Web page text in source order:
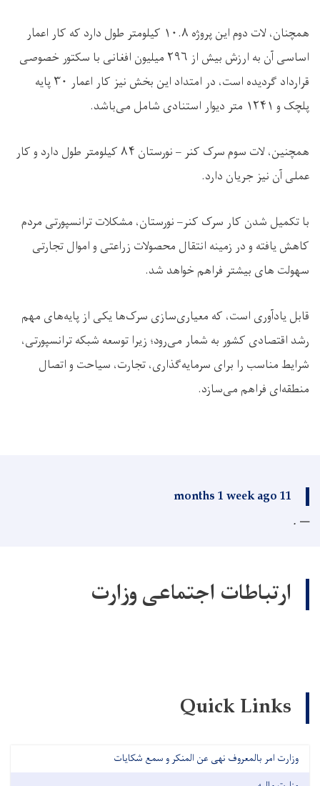
همچنان، لات دوم این پروژه ۱۰.۸ کیلومتر طول دارد که کار اعمار
اساسی آن به ارزش بیش از۲۹۶ میلیون افغانی با سکتور خصوصی
قرارداد گردیده است، در امتداد این بخش نیز کار اعمار ۳۰پایه
پلچک و ۱۲۴۱ متر دیوار استنادی شامل می‌باشد.
همچنین، لات سوم سرک کنر – نورستان ۸۴کیلومتر طول دارد و کار
عملی آن نیز جریان دارد.
با تکمیل شدن کار سرک کنر– نورستان، مشکلات ترانسپورتی مردم
کاهش یافته و در زمینه انتقال محصولات زراعتی و اموال تجارتی
سهولت های بیشتر فراهم خواهد شد.
قابل یادآوری است، که معیاری‌سازی سرک‌ها یکی از پایه‌های مهم
رشد اقتصادی کشور به شمار می‌رود؛ زیرا توسعه شبکه ترانسپورتی،
شرایط مناسب را برای سرمایه‌گذاری، تجارت، سیاحت و اتصال
منطقه‌ای فراهم می‌سازد.
11 months 1 week ago
.
ارتباطات اجتماعی وزارت
Quick Links
وزارت امر بالمعروف نهی عن المنکر و سمع شکایات